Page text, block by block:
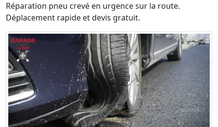
Réparation pneu crevé en urgence sur la route.
Déplacement rapide et devis gratuit.